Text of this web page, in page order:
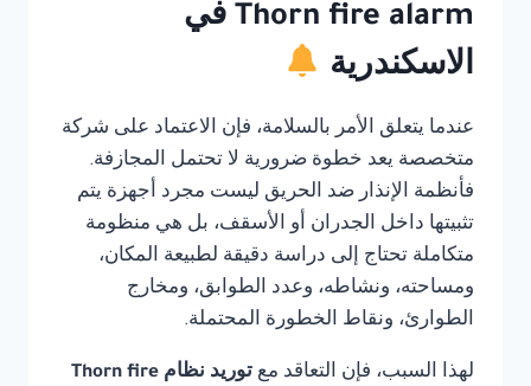
Thorn fire alarm في
الاسكندرية
عندما يتعلق الأمر بالسلامة، فإن الاعتماد على شركة
متخصصة يعد خطوة ضرورية لا تحتمل المجازفة.
فأنظمة الإنذار ضد الحريق ليست مجرد أجهزة يتم
تثبيتها داخل الجدران أو الأسقف، بل هي منظومة
متكاملة تحتاج إلى دراسة دقيقة لطبيعة المكان،
ومساحته، ونشاطه، وعدد الطوابق، ومخارج
الطوارئ، ونقاط الخطورة المحتملة.
لهذا السبب، فإن التعاقد مع
توريد نظام Thorn fire